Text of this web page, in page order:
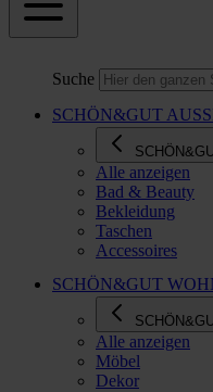
Suche
SCHÖN&GUT
Alle anzeigen
Bad & Beauty
Bekleidung
Taschen
Accessoires
SCHÖN&GUT
Alle anzeigen
Möbel
Dekor